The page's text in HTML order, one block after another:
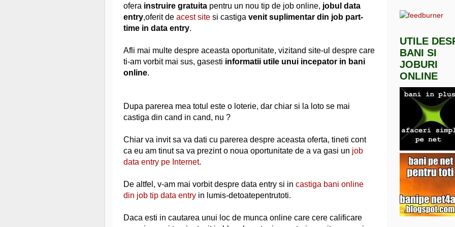
ofera instruire gratuita pentru un nou tip de job online, jobul data
entry,oferit de acest site si castiga venit suplimentar din job part-
time in data entry.
Afli mai multe despre aceasta oportunitate, vizitand site-ul despre care
ti-am vorbit mai sus, gasesti informatii utile unui incepator in bani
online.
Dupa parerea mea totul este o loterie, dar chiar si la loto se mai
castiga din cand in cand, nu ?
Chiar va invit sa va dati cu parerea despre aceasta oferta, tineti cont
ca eu am tinut sa va prezint o noua oportunitate de a va gasi un job
data entry pe Internet.
De altfel, v-am mai vorbit despre data entry si in castiga bani online
din job tip data entry in lumis-detoatepentrutoti.
Daca esti in cautarea unui loc de munca online care cere calificare
UTILE
BANI SI
JOBURI
ONLINE